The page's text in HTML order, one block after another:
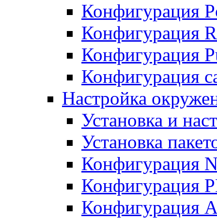
Конфигурация
Конфигурация
Конфигурация
Конфигурация
Настройка
Установка и
Установка
Конфигурация
Конфигурация
Конфигурация